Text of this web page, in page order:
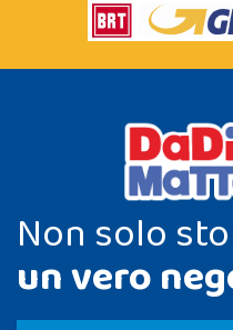
Non solo
un vero